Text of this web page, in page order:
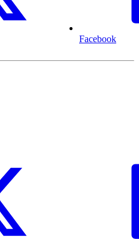
Facebook